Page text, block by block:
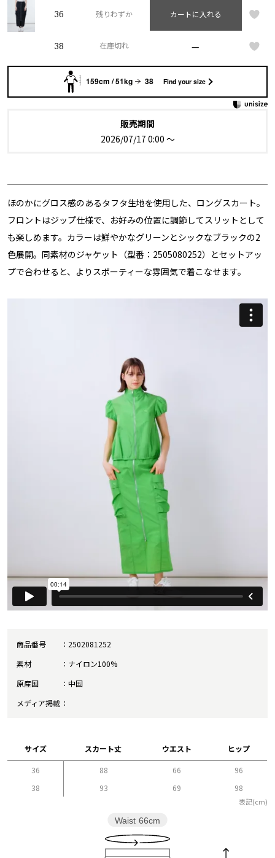
36 残りわずか カートに入れる
38 在庫切れ —
159cm / 51kg 38 Find your size
販売期間
2026/07/17 0:00 〜
ほのかにグロス感のあるタフタ生地を使用した、ロングスカート。
フロントはジップ仕様で、お好みの位置に調節してスリットとして
も楽しめます。カラーは鮮やかなグリーンとシックなブラックの2
色展開。同素材のジャケット（型番：2505080252）とセットアッ
プで合わせると、よりスポーティーな雰囲気で着こなせます。
商品番号
2502081252
素材
ナイロン100%
原産国
中国
メディア掲載
サイズ スカート丈 ウエスト ヒップ
36 88 66
96
38
93 69 98
表記(cm)
Waist 66cm